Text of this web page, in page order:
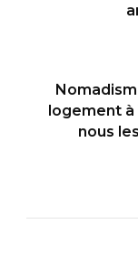
logement à
nous